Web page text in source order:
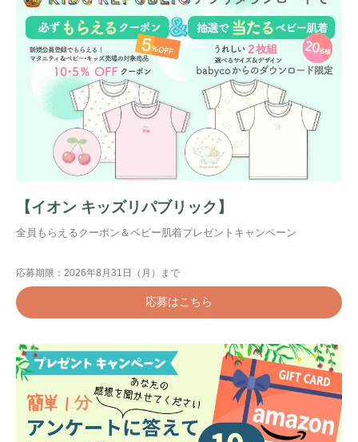
【イオン キッズリパブリック】
全員もらえるクーポン＆ベビー肌着プレゼントキャンペーン
応募期限：2026年8月31日（月）まで
応募はこちら